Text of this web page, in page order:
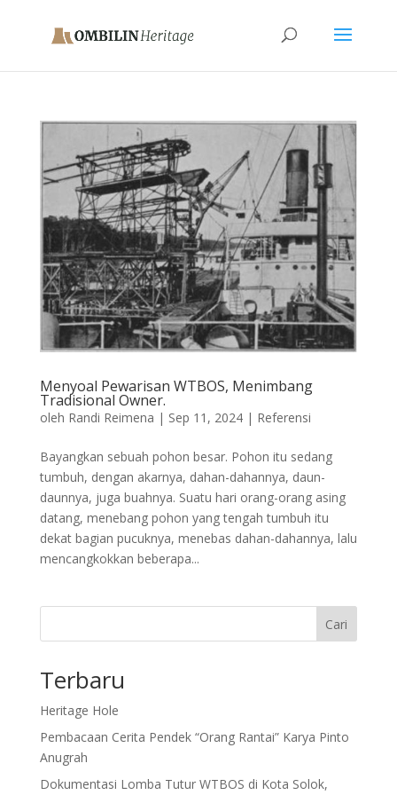
Menyoal Pewarisan WTBOS, Menimbang
Tradisional Owner.
oleh Randi Reimena | Sep 11, 2024| Referensi
Bayangkan sebuah pohon besar. Pohon itu sedang
tumbuh, dengan akarnya, dahan-dahannya, daun-
daunnya, juga buahnya. Suatu hari orang-orang asing
datang, menebang pohon yang tengah tumbuh itu
dekat bagian pucuknya, menebas dahan-dahannya, lalu
mencangkokkan beberapa...
Cari
Terbaru
Heritage Hole
Pembacaan Cerita Pendek “Orang Rantai” Karya Pinto
Anugrah
Dokumentasi Lomba Tutur WTBOS di Kota Solok,